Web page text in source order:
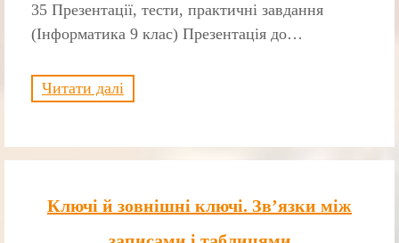
35 Презентації, тести, практичні завдання
(Інформатика 9 клас) Презентація до…
Читати далі
Ключі й зовнішні ключі. Зв’язки між